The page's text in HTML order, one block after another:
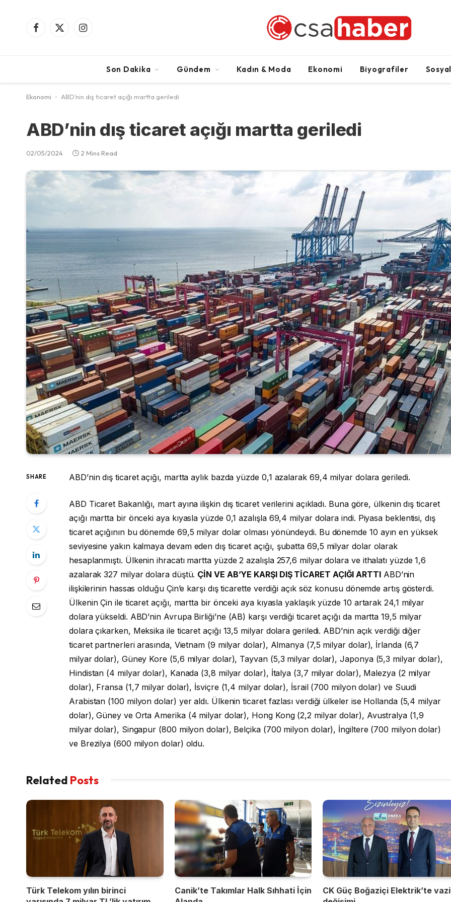
Facebook
X
Instagram
Son Dakika Gündem Kadın & Moda Ekonomi Biyografiler
Ekonomi - ABD’nin dış ticaret açığı martta geriledi
ABD’nin dış ticaret açığı martta geriledi
02/05/2024 2 Mins Read
SHARE ABD’nin dış ticaret açığı, martta aylık bazda yüzde 0,1 azalarak 69,4 milyar dolara geriledi.
ABD Ticaret Bakanlığı, mart ayına ilişkin dış ticaret verilerini açıkladı. Buna göre, ülkenin dış ticaret
açığı martta bir önceki aya kıyasla yüzde 0,1 azalışla 69,4 milyar dolara indi. Piyasa beklentisi, dış
ticaret açığının bu dönemde 69,5 milyar dolar olması yönündeydi. Bu dönemde 10 ayın en yüksek
seviyesine yakın kalmaya devam eden dış ticaret açığı, şubatta 69,5 milyar dolar olarak
hesaplanmıştı. Ülkenin ihracatı martta yüzde 2 azalışla 257,6 milyar dolara ve ithalatı yüzde 1,6
azalarak 327 milyar dolara düştü. ÇİN VE AB’YE KARŞI DIŞ TİCARET AÇIĞI ARTTIABD’nin
ilişkilerinin hassas olduğu Çin’e karşı dış ticarette verdiği açık söz konusu dönemde artış gösterdi.
Ülkenin Çin ile ticaret açığı, martta bir önceki aya kıyasla yaklaşık yüzde 10 artarak 24,1 milyar
dolara yükseldi. ABD’nin Avrupa Birliği’ne (AB) karşı verdiği ticaret açığı da martta 19,5 milyar
dolara çıkarken, Meksika ile ticaret açığı 13,5 milyar dolara geriledi. ABD’nin açık verdiği diğer
ticaret partnerleri arasında, Vietnam (9 milyar dolar), Almanya (7,5 milyar dolar), İrlanda (6,7
milyar dolar), Güney Kore (5,6 milyar dolar), Tayvan (5,3 milyar dolar), Japonya (5,3 milyar dolar),
Hindistan (4 milyar dolar), Kanada (3,8 milyar dolar), İtalya (3,7 milyar dolar), Malezya (2 milyar
dolar), Fransa (1,7 milyar dolar), İsviçre (1,4 milyar dolar), İsrail (700 milyon dolar) ve Suudi
Arabistan (100 milyon dolar) yer aldı. Ülkenin ticaret fazlası verdiği ülkeler ise Hollanda (5,4 milyar
dolar), Güney ve Orta Amerika (4 milyar dolar), Hong Kong (2,2 milyar dolar), Avustralya (1,9
milyar dolar), Singapur (800 milyon dolar), Belçika (700 milyon dolar), İngiltere (700 milyon dolar)
ve Brezilya (600 milyon dolar) oldu.
Related Posts
Türk Telekom yılın birinci
Canik’te Takımlar Halk Sıhhati İçin
CK Güç Boğaziçi Elektrik’te